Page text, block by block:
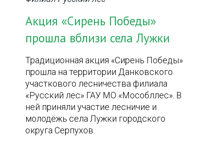
Акция «Сирень Победы»
прошла вблизи села Лужки
Традиционная акция «Сирень Победы»
прошла на территории Данковского
участкового лесничества филиала
«Русский лес» ГАУ МО «Мособллес». В
ней приняли участие лесничие и
молодёжь села Лужки городского
округа Серпухов.